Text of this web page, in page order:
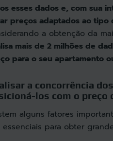
esses dados e, com sua
preços adaptados ao
a obtenção da
mais de 2 milhões de
para o seu apartamento
a concorrência
los com o preço
alguns fatores
essenciais para obter